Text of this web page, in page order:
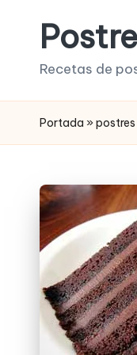
Recetas de
Portada »